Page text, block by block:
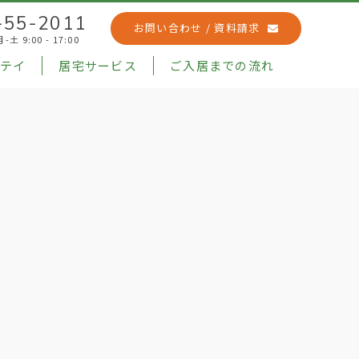
2011
-土 9:00 - 17:00
お問い合わせ / 資料請求
イ 居宅サービス ご入居までの流れ